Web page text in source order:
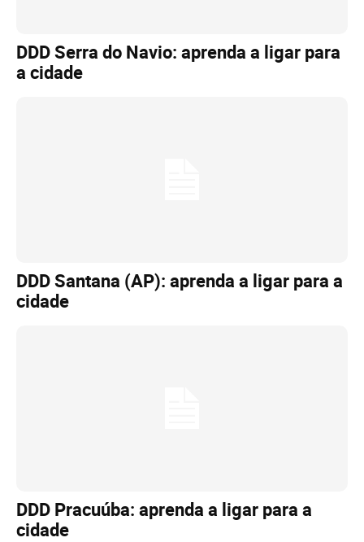
DDD Serra do Navio: aprenda a ligar para
a cidade
DDD Santana (AP): aprenda a ligar para a
cidade
DDD Pracuúba: aprenda a ligar para a
cidade